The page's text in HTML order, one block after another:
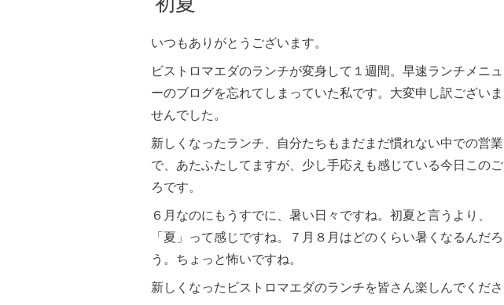
いつもありがとうございます。
ビストロマエダのランチが変身して１週間。早速ランチメニュ
ーのブログを忘れてしまっていた私です。大変申し訳ございま
せんでした。
新しくなったランチ、自分たちもまだまだ慣れない中での営業
で、あたふたしてますが、少し手応えも感じている今日このご
ろです。
６月なのにもうすでに、暑い日々ですね。初夏と言うより、
「夏」って感じですね。７月８月はどのくらい暑くなるんだろ
う。ちょっと怖いですね。
新しくなったビストロマエダのランチを皆さん楽しんでくださ